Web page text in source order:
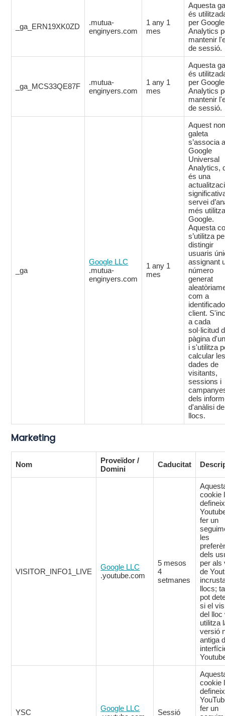
_ga_ERN19XK0ZD
.mutua-
enginyers.com
1 any 1
mes
Aquesta
és
per Google
Analytics
mantenir
de sessió.
_ga_MCS33QE87F
.mutua-
enginyers.com
1 any 1
mes
Aquesta
és
per Google
Analytics
mantenir
de sessió.
_ga
Google LLC
.mutua-
enginyers.com
1 any 1
mes
Aquest
galeta
s’associa
Google
Universal
Analytics,
és una
servei
més
Google.
Aquesta
s’utilitza
distingir
usuaris
assignant
número
generat
com a
client.
a cada
sol·licitud
pàgina
i s'utilitza
calcular
dades de
visitants,
sessions i
dels
d'anàlisi de
llocs.
Marketing
Nom
Proveïdor /
Domini
Caducitat
VISITOR_INFO1_LIVE
Google LLC
.youtube.com
5 mesos
4
setmanes
cookie
defineix
fer un
les
dels
per als
de
llocs;
pot
si el
del lloc
utilitza
versió
antiga
YSC
Google LLC
Sessió
cookie
defineix
fer un